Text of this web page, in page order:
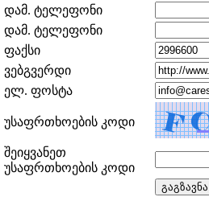
დამ. ტელეფონი
დამ. ტელეფონი
ფაქსი
ვებგვერდი
ელ. ფოსტა
უსაფრთხოების კოდი
შეიყვანეთ
უსაფრთხოების კოდი